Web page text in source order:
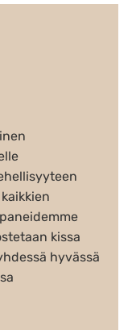
kissa
hyvässä